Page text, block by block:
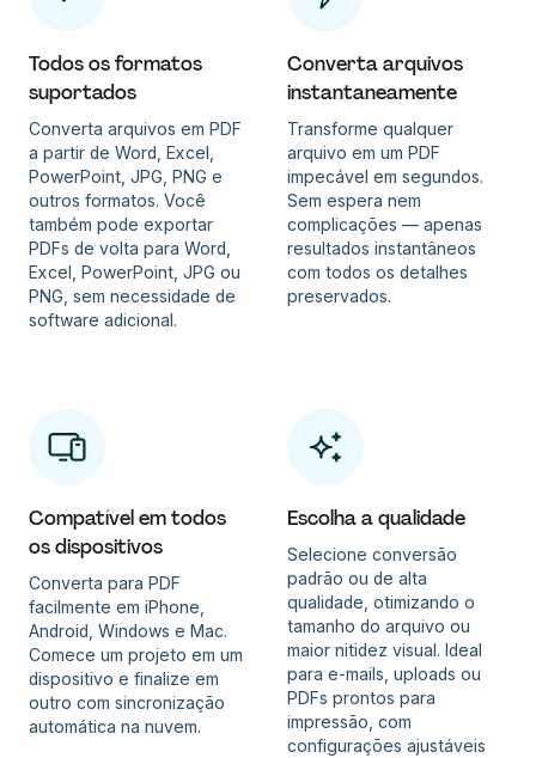
Todos os formatos
suportados
Converta arquivos em PDF
a partir de Word, Excel,
PowerPoint, JPG, PNG e
outros formatos. Você
também pode exportar
PDFs de volta para Word,
Excel, PowerPoint, JPG ou
PNG, sem necessidade de
software adicional.
Converta arquivos
instantaneamente
Transforme qualquer
arquivo em um PDF
impecável em segundos.
Sem espera nem
complicações — apenas
resultados instantâneos
com todos os detalhes
preservados.
Compatível em todos
os dispositivos
Converta para PDF
facilmente em iPhone,
Android, Windows e Mac.
Comece um projeto em um
dispositivo e finalize em
outro com sincronização
automática na nuvem.
Escolha a qualidade
Selecione conversão
padrão ou de alta
qualidade, otimizando o
tamanho do arquivo ou
maior nitidez visual. Ideal
para e-mails, uploads ou
PDFs prontos para
impressão, com
configurações ajustáveis